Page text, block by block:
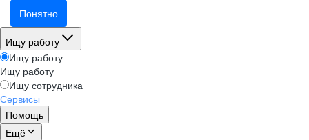
Понятно
Ищу работу
Ищу работу
Ищу работу
Ищу сотрудника
Сервисы
Помощь
Ещё